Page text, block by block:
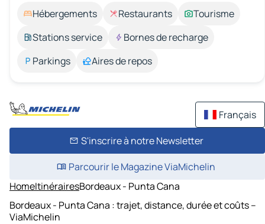
Hébergements Restaurants
Tourisme
Stations service
Bornes de recharge
Parkings
Aires de repos
Français
S'inscrire à notre Newsletter
Parcourir le Magazine ViaMichelin
HomeItinérairesBordeaux - Punta Cana
Bordeaux - Punta Cana : trajet, distance, durée et coûts –
ViaMichelin